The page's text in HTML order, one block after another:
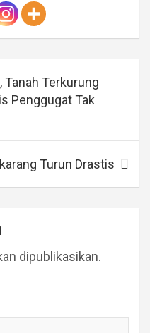
Tanah Terkurung
Penggugat Tak
Turun Drastis
dipublikasikan.